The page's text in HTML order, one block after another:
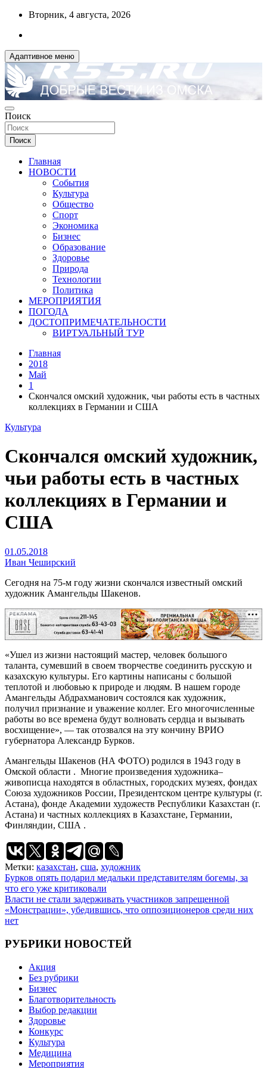
Перейти
содержимому
Вторник, 4 августа, 2026
Адаптивное меню
R55.RU
ДОБРЫЕ ВЕСТИ ИЗ ОМСКА
Поиск
Поиск
Главная
НОВОСТИ
События
Культура
Общество
Спорт
Экономика
Бизнес
Образование
Здоровье
Природа
Технологии
Политика
МЕРОПРИЯТИЯ
ПОГОДА
ДОСТОПРИМЕЧАТЕЛЬНОСТИ
ВИРТУАЛЬНЫЙ ТУР
Главная
2018
Май
1
Скончался омский художник, чьи работы есть в частных
коллекциях в Германии и США
Культура
Скончался омский художник,
чьи работы есть в частных
коллекциях в Германии и
США
01.05.2018
Иван Чеширский
Сегодня на 75-м году жизни скончался известный омский
художник Амангельды Шакенов.
РЕКЛАМА
«Ушел из жизни настоящий мастер, человек большого
таланта, сумевший в своем творчестве соединить русскую и
казахскую культуры. Его картины написаны с большой
теплотой и любовью к природе и людям. В нашем городе
Амангельды Абдрахманович состоялся как художник,
получил признание и уважение коллег. Его многочисленные
работы во все времена будут волновать сердца и вызывать
восхищение», — так отозвался на эту кончину ВРИО
губернатора Александр Бурков.
Амангельды Шакенов (НА ФОТО) родился в 1943 году в
Омской области . Многие произведения художника–
живописца находятся в областных, городских музеях, фондах
Союза художников России, Президентском центре культуры (г.
Астана), фонде Академии художеств Республики Казахстан (г.
Астана) и частных коллекциях в Казахстане, Германии,
Финляндии, США .
Метки: казахстан, сша, художник
Навигация
по
записям
Бурков опять подарил медальки представителям богемы, за
что его уже критиковали
Власти не стали задерживать участников запрещенной
«Монстрации», убедившись, что оппозиционеров среди них
нет
РУБРИКИ НОВОСТЕЙ
Акция
Без рубрики
Бизнес
Благотворительность
Выбор редакции
Здоровье
Конкурс
Культура
Медицина
Мероприятия